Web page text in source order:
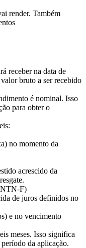
render. Também
receber na data de
bruto a ser recebido
é nominal. Isso
para obter o
no momento da
acrescido da
F)
de juros definidos no
e no vencimento
meses. Isso significa
da aplicação.